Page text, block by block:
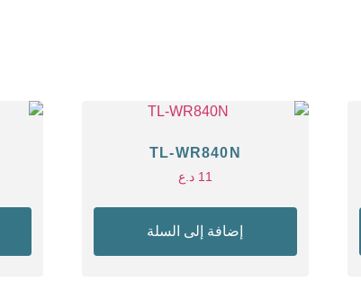
TL-WR840N
11 د.ع
إضافة إلى السلة